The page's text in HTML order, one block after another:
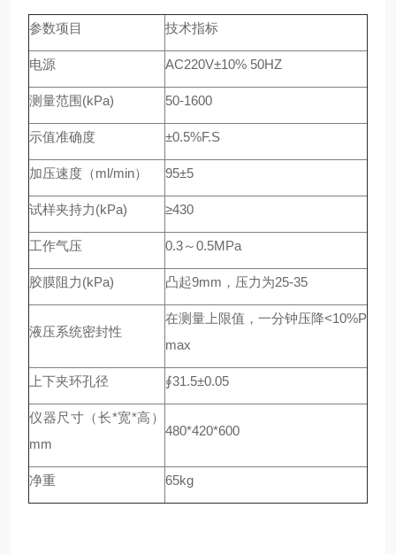
参数项目 技术指标
电源 AC220V±10% 50HZ
测量范围(kPa) 50-1600
示值准确度 ±0.5%F.S
加压速度（ml/min） 95±5
试样夹持力(kPa) ≥430
工作气压 0.3～0.5MPa
胶膜阻力(kPa) 凸起9mm，压力为25-35
液压系统密封性
在测量上限值，一分钟压降<10%P
max
上下夹环孔径 ∮31.5±0.05
仪器尺寸（长*宽*高）
mm
480*420*600
净重 65kg